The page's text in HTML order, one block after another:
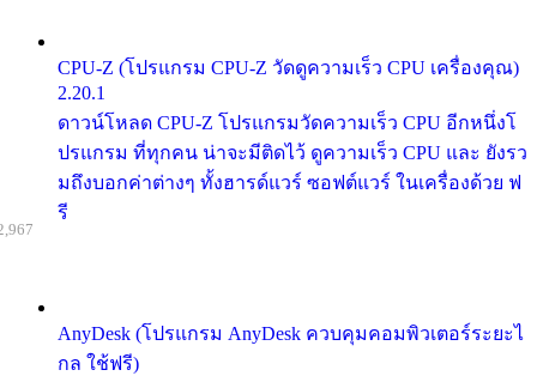
CPU-Z (โปรแกรม CPU-Z วัดดูความเร็ว CPU เครื่องคุณ)
2.20.1
ดาวน์โหลด CPU-Z โปรแกรมวัดความเร็ว CPU อีกหนึ่งโ
ปรแกรม ที่ทุกคน น่าจะมีติดไว้ ดูความเร็ว CPU และ ยังรว
มถึงบอกค่าต่างๆ ทั้งฮารด์แวร์ ซอฟต์แวร์ ในเครื่องด้วย ฟ
รี
AnyDesk (โปรแกรม AnyDesk ควบคุมคอมพิวเตอร์ระยะไ
กล ใช้ฟรี)